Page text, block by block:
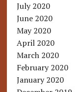
July 2020
June 2020
May 2020
April 2020
March 2020
February 2020
January 2020